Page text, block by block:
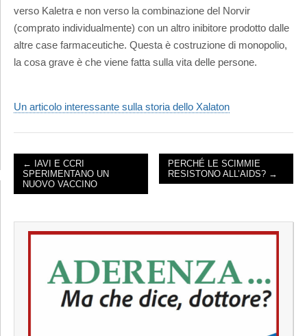
verso Kaletra e non verso la combinazione del Norvir
(comprato individualmente) con un altro inibitore prodotto dalle
altre case farmaceutiche. Questa è costruzione di monopolio,
la cosa grave è che viene fatta sulla vita delle persone.
Un articolo interessante sulla storia dello Xalaton
POST NAVIGATION
← IAVI E CCRI
SPERIMENTANO UN
NUOVO VACCINO
PERCHÉ LE SCIMMIE
RESISTONO ALL’AIDS? →